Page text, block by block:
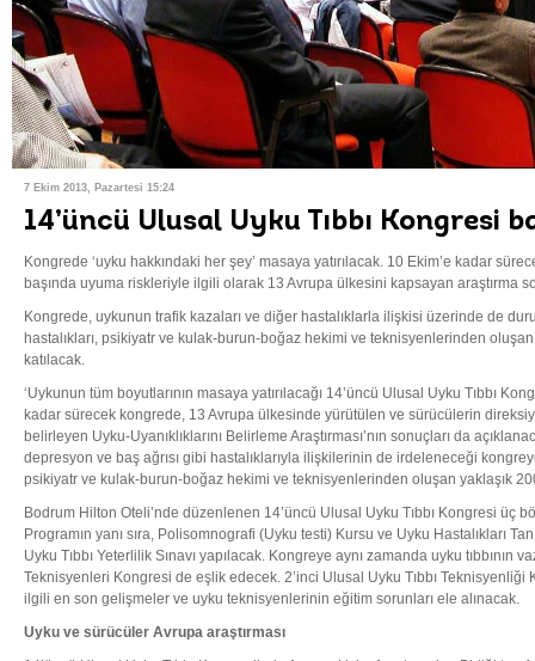
7 Ekim 2013, Pazartesi 15:24
14’üncü Ulusal Uyku Tıbbı Kongresi
Kongrede ‘uyku hakkındaki her şey’ masaya yatırılacak. 10 Ekim’e kadar
başında uyuma riskleriyle ilgili olarak 13 Avrupa ülkesini kapsayan araştırma
Kongrede, uykunun trafik kazaları ve diğer hastalıklarla ilişkisi üzerinde de
hastalıkları, psikiyatr ve kulak-burun-boğaz hekimi ve teknisyenlerinden oluşan
katılacak.
‘Uykunun tüm boyutlarının masaya yatırılacağı 14’üncü Ulusal Uyku Tıbbı
kadar sürecek kongrede, 13 Avrupa ülkesinde yürütülen ve sürücülerin
belirleyen Uyku-Uyanıklıklarını Belirleme Araştırması’nın sonuçları da
depresyon ve baş ağrısı gibi hastalıklarıyla ilişkilerinin de irdeleneceği
psikiyatr ve kulak-burun-boğaz hekimi ve teknisyenlerinden oluşan yaklaşık
Bodrum Hilton Oteli’nde düzenlenen 14’üncü Ulusal Uyku Tıbbı Kongresi üç
Programın yanı sıra, Polisomnografi (Uyku testi) Kursu ve Uyku Hastalıkları
Uyku Tıbbı Yeterlilik Sınavı yapılacak. Kongreye aynı zamanda uyku tıbbının
Teknisyenleri Kongresi de eşlik edecek. 2’inci Ulusal Uyku Tıbbı Teknisyenliği
ilgili en son gelişmeler ve uyku teknisyenlerinin eğitim sorunları ele alınacak.
Uyku ve sürücüler Avrupa araştırması